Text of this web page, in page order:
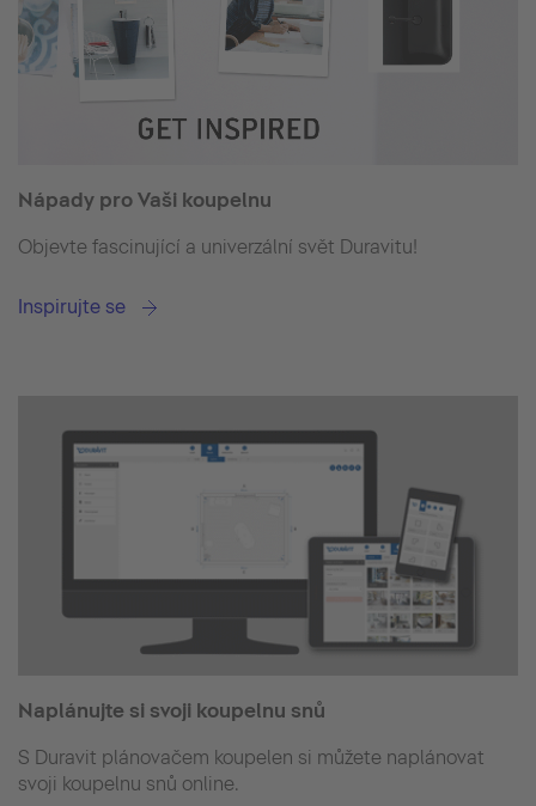
Nápady pro Vaši koupelnu
Objevte fascinující a univerzální svět Duravitu!
Inspirujte se
Naplánujte si svoji koupelnu snů
S Duravit plánovačem koupelen si můžete naplánovat
svoji koupelnu snů online.